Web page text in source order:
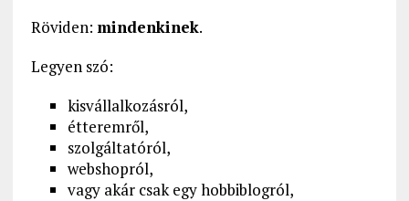
Röviden: mindenkinek.
Legyen szó:
kisvállalkozásról,
étteremről,
szolgáltatóról,
webshopról,
vagy akár csak egy hobbiblogról,